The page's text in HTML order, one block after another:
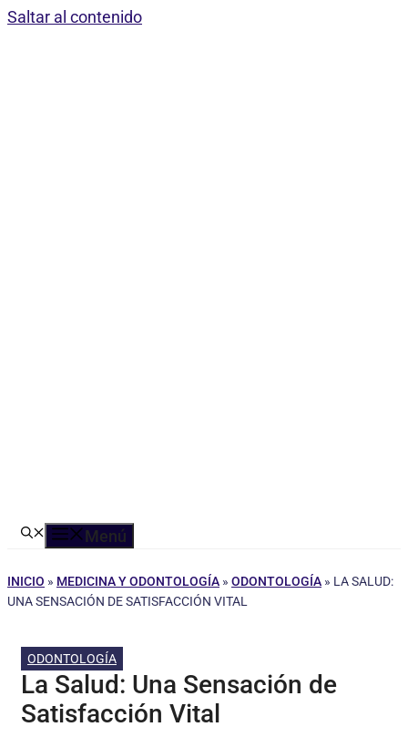
Saltar al contenido
Menú
INICIO » MEDICINA Y ODONTOLOGÍA » ODONTOLOGÍA » LA SALUD:
UNA SENSACIÓN DE SATISFACCIÓN VITAL
ODONTOLOGÍA
La Salud: Una Sensación de
Satisfacción Vital